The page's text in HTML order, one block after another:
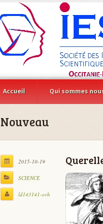
Accueil Qui sommes
Nouveau
2015-10-19
SCIENCE
ld143141-ovh